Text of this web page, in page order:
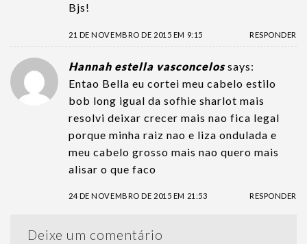
Bjs!
21 DE NOVEMBRO DE 2015 EM 9:15 RESPONDER
Hannah estella vasconcelos says:
Entao Bella eu cortei meu cabelo estilo
bob long igual da sofhie sharlot mais
resolvi deixar crecer mais nao fica legal
porque minha raiz nao e liza ondulada e
meu cabelo grosso mais nao quero mais
alisar o que faco
24 DE NOVEMBRO DE 2015 EM 21:53 RESPONDER
Deixe um comentário